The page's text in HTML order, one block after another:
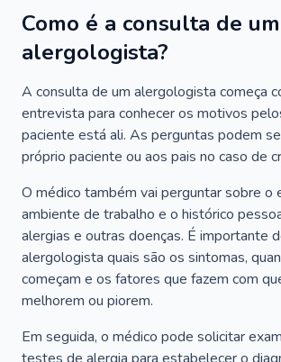
Como é a consulta de um
alergologista?
A consulta de um alergologista começa
entrevista para conhecer os motivos
paciente está ali. As perguntas podem
próprio paciente ou aos pais no caso de
O médico também vai perguntar sobre o
ambiente de trabalho e o histórico
alergias e outras doenças. É importante
alergologista quais são os sintomas,
começam e os fatores que fazem com
melhorem ou piorem.
Em seguida, o médico pode solicitar